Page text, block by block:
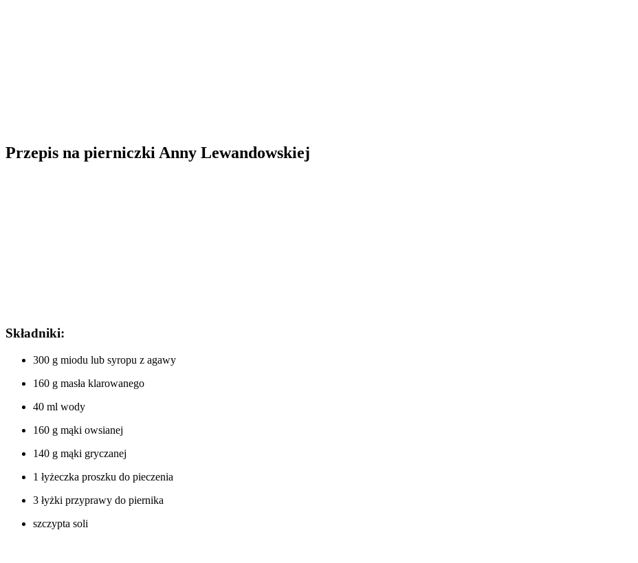
Przepis na pierniczki Anny Lewandowskiej
Składniki:
300 g miodu lub syropu z agawy
160 g masła klarowanego
40 ml wody
160 g mąki owsianej
140 g mąki gryczanej
1 łyżeczka proszku do pieczenia
3 łyżki przyprawy do piernika
szczypta soli